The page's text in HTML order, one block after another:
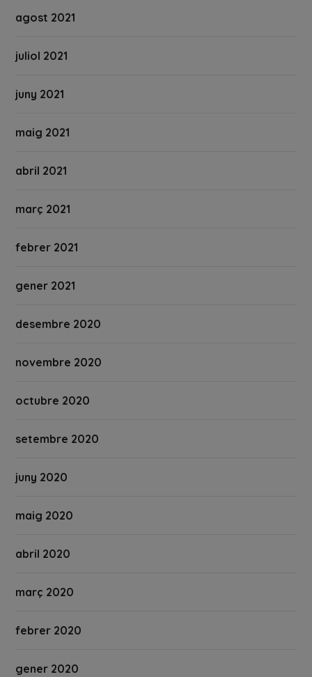
agost 2021
juliol 2021
juny 2021
maig 2021
abril 2021
març 2021
febrer 2021
gener 2021
desembre 2020
novembre 2020
octubre 2020
setembre 2020
juny 2020
maig 2020
abril 2020
març 2020
febrer 2020
gener 2020